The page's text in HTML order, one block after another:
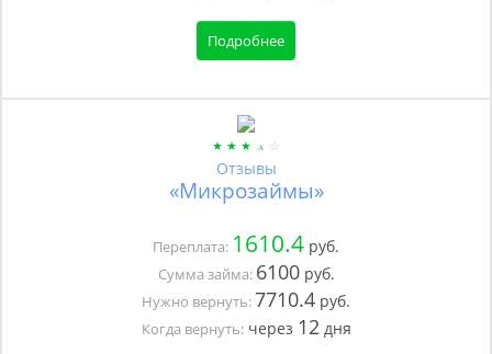
Подробнее
Отзывы
«Микрозаймы»
Переплата: 1610.4 руб.
Сумма займа: 6100руб.
Нужно вернуть:7710.4 руб.
Когда вернуть:через 12дня